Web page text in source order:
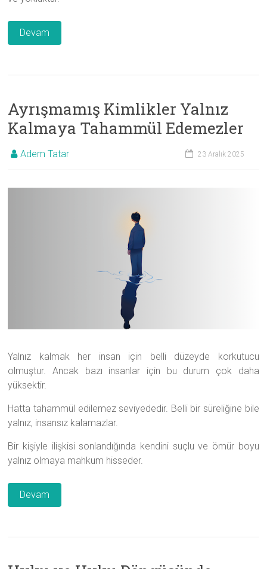
Devam
Ayrışmamış Kimlikler Yalnız
Kalmaya Tahammül Edemezler
Adem Tatar 23 Aralık 2025
Yalnız kalmak her insan için belli düzeyde korkutucu
olmuştur. Ancak bazı insanlar için bu durum çok daha
yüksektir.
Hatta tahammül edilemez seviyededir. Belli bir süreliğine bile
yalnız, insansız kalamazlar.
Bir kişiyle ilişkisi sonlandığında kendini suçlu ve ömür boyu
yalnız olmaya mahkum hisseder.
Devam